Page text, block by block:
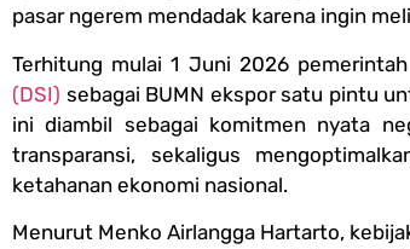
pasar ngerem mendadak karena ingin
Terhitung mulai 1 Juni 2026
(DSI) sebagai BUMN ekspor satu pintu
ini diambil sebagai komitmen nyata
transparansi, sekaligus
ketahanan ekonomi nasional.
Menurut Menko Airlangga Hartarto,